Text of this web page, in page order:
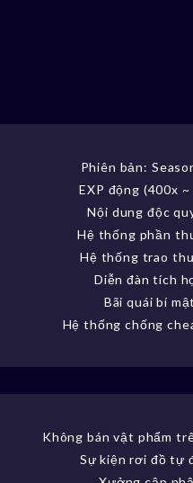
Phiên bản:
EXP động (400x
Nội dung độc
Hệ thống phần
Hệ thống trao
Diễn đàn tích
Bãi quái bí
Hệ thống chống
Không bán vật phẩm
Sự kiện rơi đồ tự